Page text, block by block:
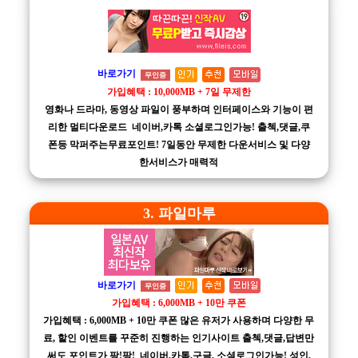
바로가기 무인증
가입혜택 : 10,000MB + 7일 무제한
영화나 드라마, 동영상 파일이 풍부하며 인터페이스와 기능이 편
리한 멀티다운로드 네이버,카톡 소셜로그인가능! 출첵,댓글,쿠
폰등 막퍼주는무료포인트! 7일동안 무제한 다운서비스 및 다양
한서비스가 매력적
3. 파일마루
바로가기 무인증
가입혜택 : 6,000MB + 10만 쿠폰
가입혜택 : 6,000MB + 10만 쿠폰 많은 유저가 사용하며 다양한 무
료, 할인 이벤트를 꾸준히 진행하는 인기사이트 출첵,댓글,답변만